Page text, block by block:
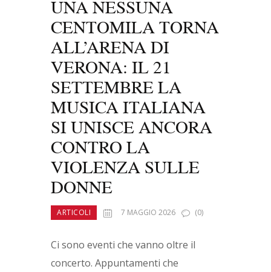
UNA NESSUNA
CENTOMILA TORNA
ALL’ARENA DI
VERONA: IL 21
SETTEMBRE LA
MUSICA ITALIANA
SI UNISCE ANCORA
CONTRO LA
VIOLENZA SULLE
DONNE
ARTICOLI 7 MAGGIO 2026 (0)
Ci sono eventi che vanno oltre il
concerto. Appuntamenti che